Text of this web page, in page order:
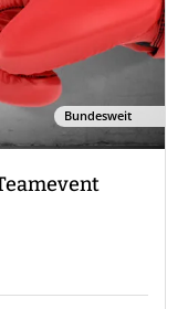
Bundesweit